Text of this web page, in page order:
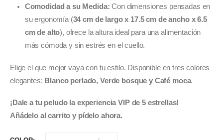
Comodidad a su Medida: Con dimensiones pensadas en
su ergonomía (34 cm de largo x 17.5 cm de ancho x 6.5
cm de alto), ofrece la altura ideal para una alimentación
más cómoda y sin estrés en el cuello.
Elige el que mejor vaya con tu estilo. Disponible en tres colores
elegantes: Blanco perlado, Verde bosque y Café moca.
¡Dale a tu peludo la experiencia VIP de 5 estrellas!
Añádelo al carrito y pídelo ahora.